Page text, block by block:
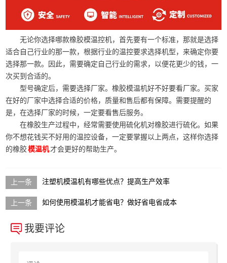
无论你选择哪款橡胶模温控机，首先要有一个标准，那就是选择
适合自己行业的那一款，根据行业的温控要求选择机型，来确定你要
选择那一款。因此，需要确定自己行业的需求，以便花更少的钱，一
次买到合适的。
型号确定后，需要选择厂家。橡胶模温机好不好要看厂家。买家
在好的厂家中选择合适的价格，质量和售后都有保障。需要提醒的
是，在选择厂家的时候，一定要看售后服务。
在橡胶生产过程中，经常需要使用硫化机对橡胶进行硫化。如果
你不想花钱买不好用的温控设备，一定要掌握以上两点，这样你选择
的橡胶模温机才会更好的帮助生产。
注塑机模温机有哪些优点？提高生产效率
如何使用模温机才能省电？做好省电省成本
我要评论